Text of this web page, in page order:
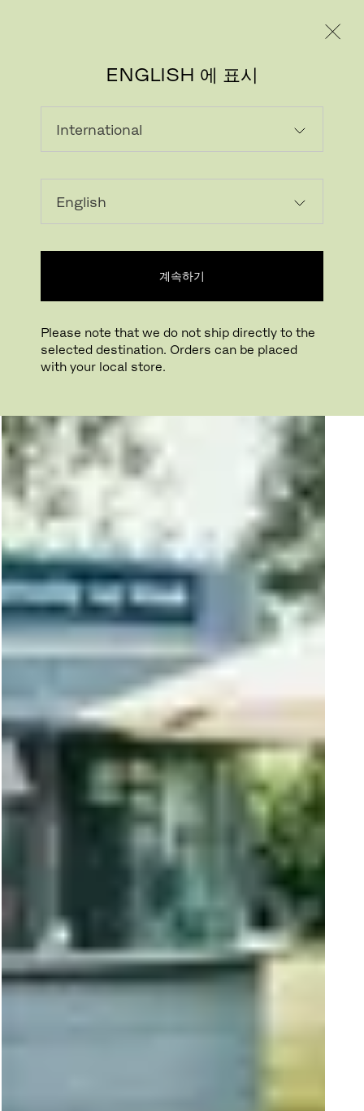
ENGLISH 에 표시
계속하기
Please note that we do not ship directly to the
selected destination. Orders can be placed
with your local store.